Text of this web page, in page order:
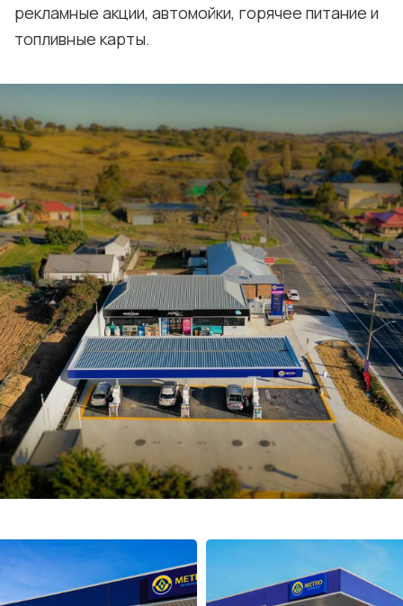
рекламные акции, автомойки, горячее питание и
топливные карты.